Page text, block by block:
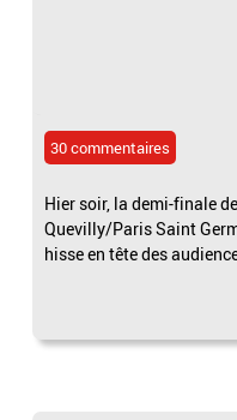
30 commentaires
Hier soir, la demi-finale
Quevilly/Paris Saint
hisse en tête des